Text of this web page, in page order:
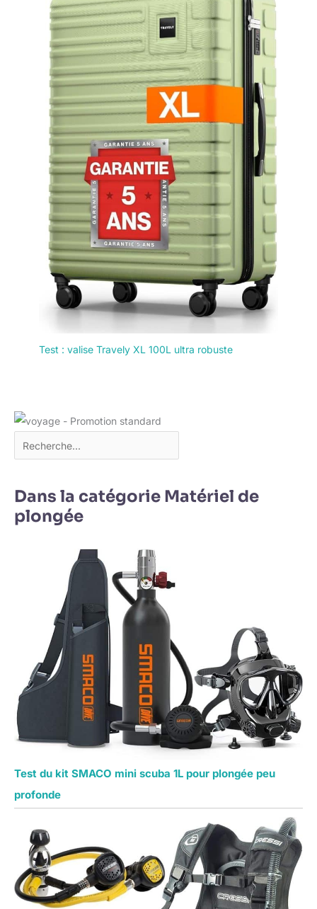
Test : valise Travely XL 100L ultra robuste
Dans la catégorie Matériel de
plongée
Test du kit SMACO mini scuba 1L pour plongée peu
profonde